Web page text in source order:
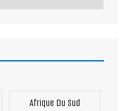
Afrique Du Sud